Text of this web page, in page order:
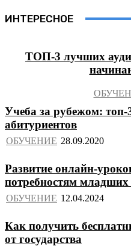
ИНТЕРЕСНОЕ
ТОП-3 лучших
Учеба за рубежом:
абитуриентов
ОБУЧЕНИЕ
Развитие онлайн-
потребностям младших
ОБУЧЕНИЕ
Как получить
от государства